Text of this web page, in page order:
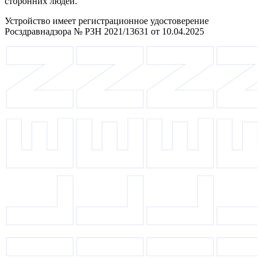
Устройство имеет регистрационное удостоверение
Росздравнадзора № РЗН 2021/13631 от 10.04.2025